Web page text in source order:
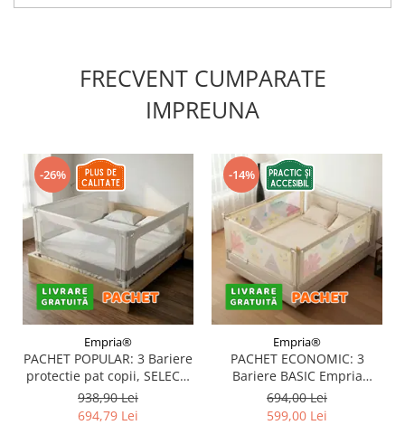
FRECVENT CUMPARATE
IMPREUNA
-26%
Empria®
PACHET POPULAR: 3 Bariere
protectie pat copii, SELECT,
160x200 cm
938,90 Lei
694,79 Lei
-14%
Empria®
PACHET ECONOMIC: 3
Bariere BASIC Empria
protectie pat 160X200 cm +
bara stabilizatoare
694,00 Lei
599,00 Lei